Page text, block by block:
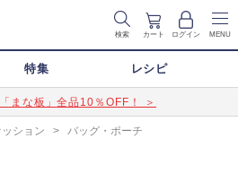
検索 カート ログイン MENU
特集 レシピ
まな板」全品10％OFF！ ＞
ション > バッグ・ポーチ